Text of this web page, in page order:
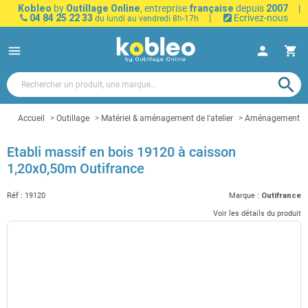
Kobleo by Outillage Online, entreprise française depuis 2007
|
04 84 25 22 33 du lundi au vendredi 8h-17h | Ecrivez-nous
menu person shopping_cart
search
Accueil Outillage Matériel & aménagement de l'atelier Aménagement
Etabli massif en bois 19120 à caisson
1,20x0,50m Outifrance
Réf : 19120 Marque : Outifrance
Voir les détails du produit